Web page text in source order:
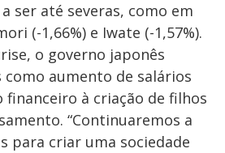
ser até severas, como em
(-1,66%) e Iwate (-1,57%).
o governo japonês
como aumento de salários
financeiro à criação de filhos
“Continuaremos a
para criar uma sociedade